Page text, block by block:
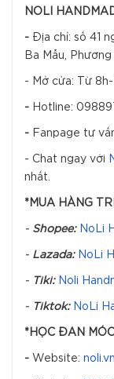
NOLI
- Địa chỉ: số 41
Ba Mẫu,
- Mở cửa: Từ
- Hotline:
- Fanpage tư
- Chat ngay với
nhất.
*MUA HÀNG
- Shopee: NoLi
- Lazada: NoLi
- Tiki: Noli
- Tiktok: NoLi
*HỌC ĐAN
- Website: noli.vn